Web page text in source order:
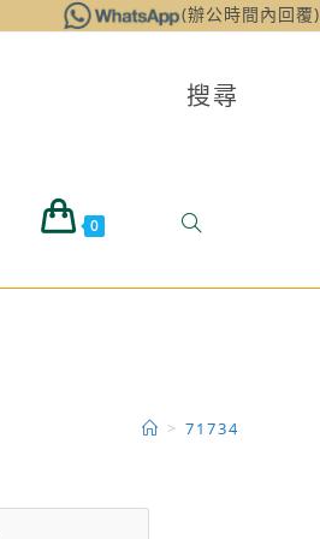
(辦公時間內回覆)
搜尋
0
> 71734